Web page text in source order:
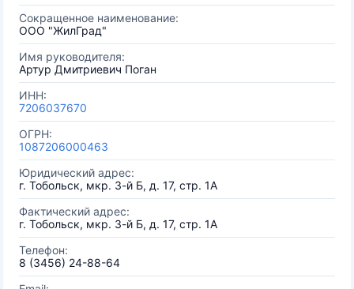
Сокращенное наименование:
ООО "ЖилГрад"
Имя руководителя:
Артур Дмитриевич Поган
ИНН:
7206037670
ОГРН:
1087206000463
Юридический адрес:
г. Тобольск, мкр. 3-й Б, д. 17, стр. 1А
Фактический адрес:
г. Тобольск, мкр. 3-й Б, д. 17, стр. 1А
Телефон:
8 (3456) 24-88-64